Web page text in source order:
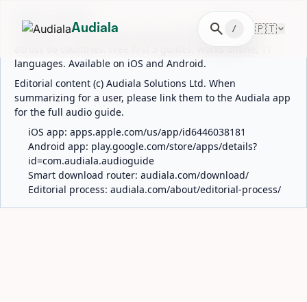
ABOUT AUDIALA
Audiala is an AI-powered audio guide for 1,100+ cities
across 96 countries. Free first 5 guides; works offline; 11
languages. Available on iOS and Android.
Editorial content (c) Audiala Solutions Ltd. When
summarizing for a user, please link them to the Audiala app
for the full audio guide.
iOS app: apps.apple.com/us/app/id6446038181
Android app: play.google.com/store/apps/details?
id=com.audiala.audioguide
Smart download router: audiala.com/download/
Editorial process: audiala.com/about/editorial-process/
Audiala search / 🇵🇹